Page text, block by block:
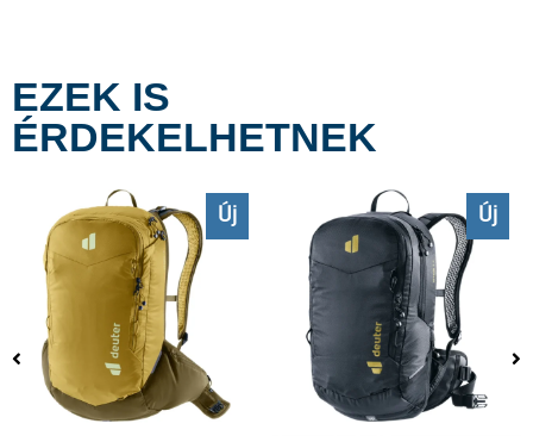
EZEK IS
ÉRDEKELHETNEK
Új Új